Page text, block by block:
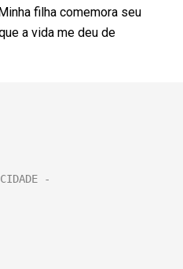
filha comemora seu
a vida me deu de